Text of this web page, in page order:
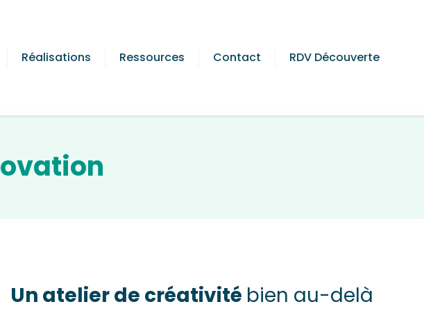
Réalisations Ressources Contact RDV Découverte
Un atelier de créativité bien au-delà